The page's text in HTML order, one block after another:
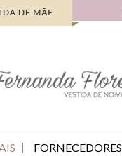
FORNECEDORES